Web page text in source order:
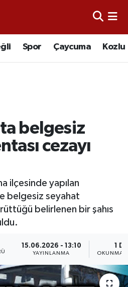
Spor Çaycuma Kozlu
belgesiz
cezayı
ilçesinde yapılan
belgesiz seyahat
belirlenen bir şahıs
15.06.2026 - 13:10
YAYINLANMA
1 DK
OKUNMA
ve Fikstür